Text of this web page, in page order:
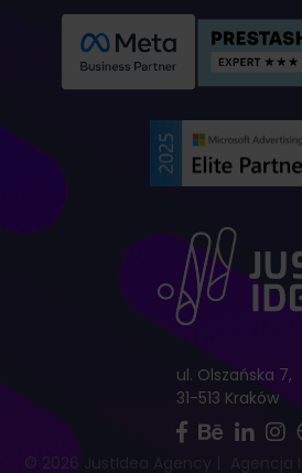
© 2026 JustIdea Agency
ul. Olszańska 7,
31-513 Kraków